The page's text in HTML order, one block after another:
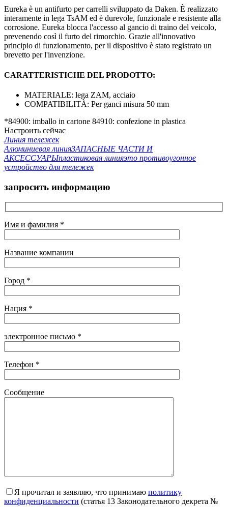
Eureka è un antifurto per carrelli sviluppato da Daken. È realizzato
interamente in lega TsAM ed è durevole, funzionale e resistente alla
corrosione. Eureka blocca l'accesso al gancio di traino del veicolo,
prevenendo così il furto del rimorchio. Grazie all'innovativo
principio di funzionamento, per il dispositivo è stato registrato un
brevetto per l'invenzione.
CARATTERISTICHE DEL PRODOTTO:
MATERIALE: lega ZAM, acciaio
COMPATIBILITÀ: Per ganci misura 50 mm
*84900: imballo in cartone 84910: confezione in plastica
Настроить сейчас
Линия тележек
Алюминиевая линияЗАПАСНЫЕ ЧАСТИ И
АКСЕССУАРЫпластиковая линияэто противоугонное
устройство для тележек
запросить информацию
Имя и фамилия *
Название компании
Город *
Нация *
электронное письмо *
Телефон *
Сообщение
Я прочитал и заявляю, что принимаю политику
конфиденциальности (статья 13 Законодательного декрета №